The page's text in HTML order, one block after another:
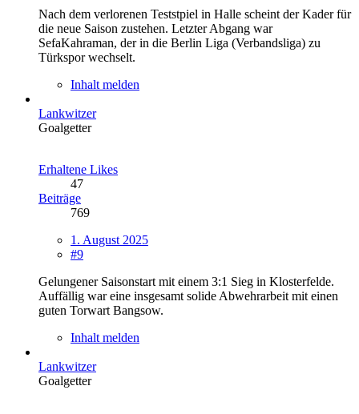
Nach dem verlorenen Teststpiel in Halle scheint der Kader für
die neue Saison zustehen. Letzter Abgang war
SefaKahraman, der in die Berlin Liga (Verbandsliga) zu
Türkspor wechselt.
Inhalt melden
Lankwitzer
Goalgetter
Erhaltene Likes
47
Beiträge
769
1. August 2025
#9
Gelungener Saisonstart mit einem 3:1 Sieg in Klosterfelde.
Auffällig war eine insgesamt solide Abwehrarbeit mit einen
guten Torwart Bangsow.
Inhalt melden
Lankwitzer
Goalgetter